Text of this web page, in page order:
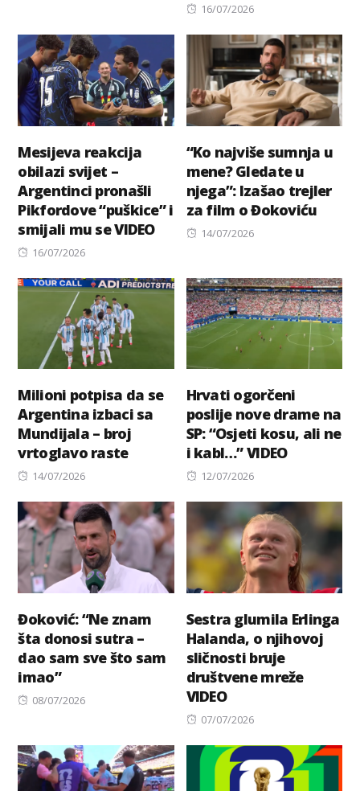
Posted
16/07/2026
Mesijeva reakcija
obilazi svijet –
Argentinci pronašli
Pikfordove “puškice” i
smijali mu se VIDEO
Posted
16/07/2026
“Ko najviše sumnja u
mene? Gledate u
njega”: Izašao trejler
za film o Đokoviću
Posted
14/07/2026
Milioni potpisa da se
Argentina izbaci sa
Mundijala – broj
vrtoglavo raste
Posted
14/07/2026
Hrvati ogorčeni
poslije nove drame na
SP: “Osjeti kosu, ali ne
i kabl…” VIDEO
Posted
12/07/2026
Đoković: “Ne znam
šta donosi sutra –
dao sam sve što sam
imao”
Posted
08/07/2026
Sestra glumila Erlinga
Halanda, o njihovoj
sličnosti bruje
društvene mreže
VIDEO
Posted
07/07/2026